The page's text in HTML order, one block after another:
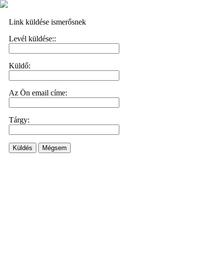
Link küldése ismerősnek
Levél küldése::
Küldő:
Az Ön email címe:
Tárgy:
Küldés Mégsem